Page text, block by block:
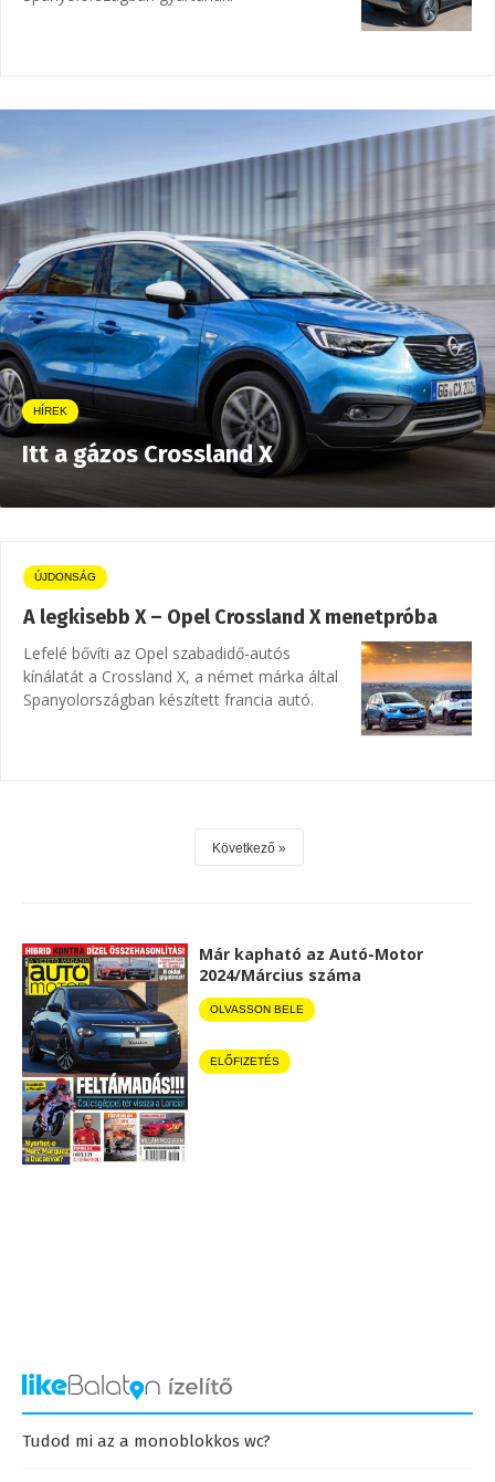
HÍREK
Itt a gázos Crossland X
ÚJDONSÁG
A legkisebb X – Opel Crossland X menetpróba
Lefelé bővíti az Opel szabadidő-autós
kínálatát a Crossland X, a német márka által
Spanyolországban készített francia autó.
Következő
Már kapható az Autó-Motor
2024/Március száma
OLVASSON BELE
ELŐFIZETÉS
Tudod mi az a monoblokkos wc?